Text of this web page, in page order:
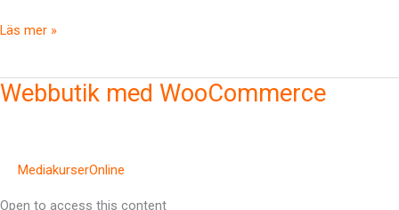
Läs mer »
Webbutik med WooCommerce
MediakurserOnline
Open to access this content
Webbutik